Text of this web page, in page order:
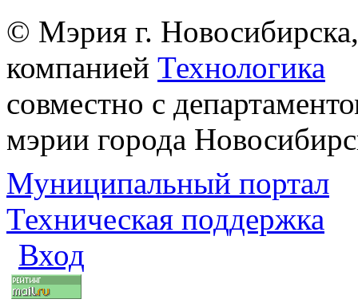
© Мэрия г.
компанией Технологика
совместно с
мэрии города
Муниципальный портал
Техническая поддержка
Вход